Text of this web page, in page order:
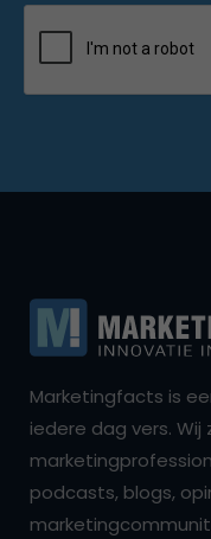
Marketingfacts is
iedere dag vers.
podcasts, blogs,